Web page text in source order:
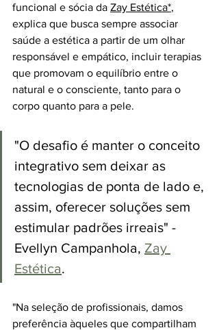
funcional e sócia da Zay Estética*,
explica que busca sempre associar
saúde a estética a partir de um olhar
responsável e empático, incluir terapias
que promovam o equilíbrio entre o
natural e o consciente, tanto para o
corpo quanto para a pele.
"O desafio é manter o conceito
integrativo sem deixar as
tecnologias de ponta de lado e,
assim, oferecer soluções sem
estimular padrões irreais" -
Evellyn Campanhola, Zay
Estética.
"Na seleção de profissionais, damos
preferência àqueles que compartilham